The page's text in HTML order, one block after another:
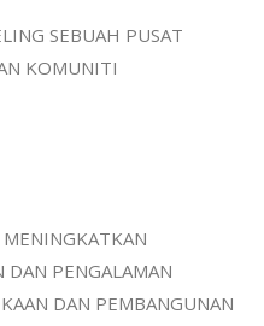
SEBUAH PUSAT
KOMUNITI
PENGALAMAN
DAN PEMBANGUNAN